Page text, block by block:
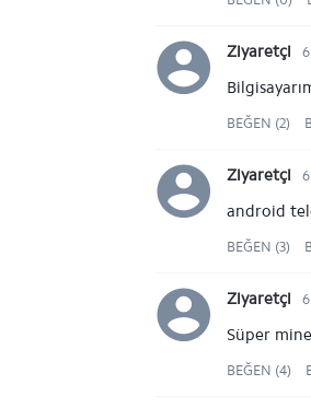
Ziyaretçi
BEĞEN (2)
Ziyaretçi
android
BEĞEN (3)
Ziyaretçi
Süper
BEĞEN (4)